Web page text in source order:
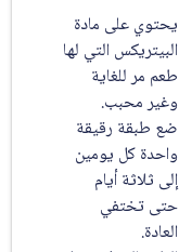
يحتوي على مادة
البيتريكس التي لها
طعم مر للغاية
وغير محبب.
ضع طبقة رقيقة
واحدة كل يومين
إلى ثلاثة أيام
حتى تختفي
العادة.